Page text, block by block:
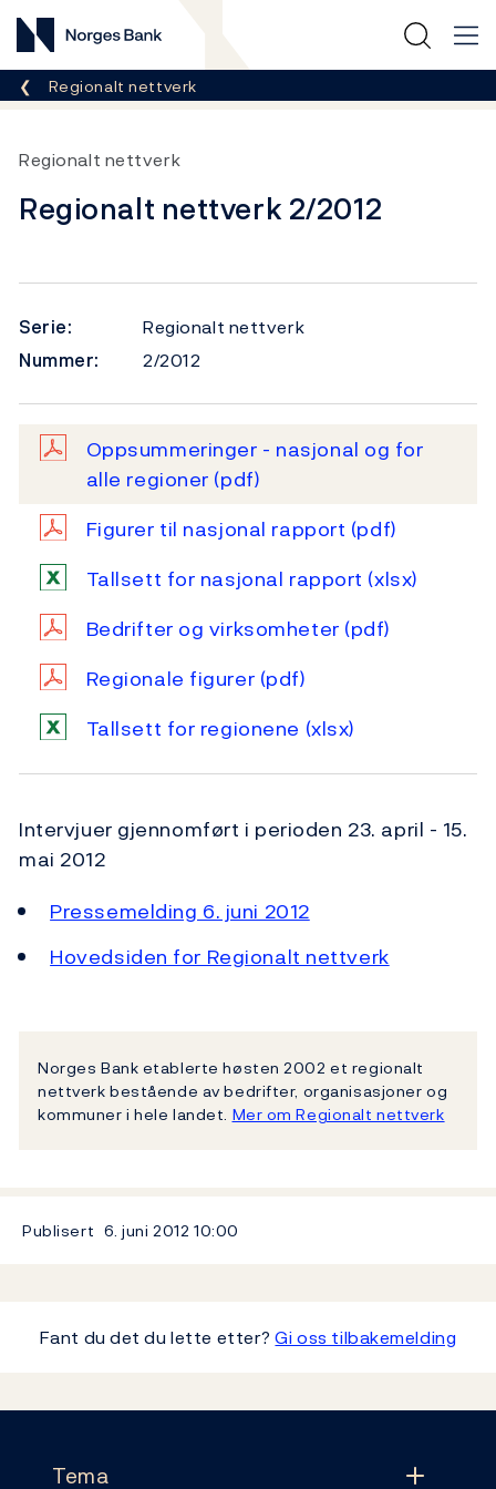
Norges Bank
Her er du nå:
Regionalt nettverk
Regionalt nettverk
Regionalt nettverk 2/2012
Serie:
Regionalt nettverk
Nummer:
2/2012
Oppsummeringer - nasjonal og for
alle regioner (pdf)
Figurer til nasjonal rapport (pdf)
Tallsett for nasjonal rapport (xlsx)
Bedrifter og virksomheter (pdf)
Regionale figurer (pdf)
Tallsett for regionene (xlsx)
Intervjuer gjennomført i perioden 23. april - 15.
mai 2012
Pressemelding 6. juni 2012
Hovedsiden for Regionalt nettverk
Norges Bank etablerte høsten 2002 et regionalt
nettverk bestående av bedrifter, organisasjoner og
kommuner i hele landet. Mer om Regionalt nettverk
Publisert 6. juni 2012 10:00
Fant du det du lette etter?Gi oss tilbakemelding
Tema